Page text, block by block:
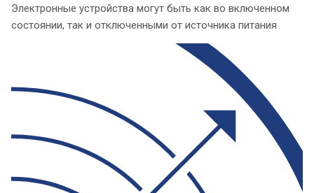
Электронные устройства могут быть как во включенном
состоянии, так и отключенными от источника питания